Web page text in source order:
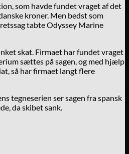
som havde fundet vraget af det
kroner. Men bedst som
tabte Odyssey Marine
skat. Firmaet har fundet vraget
sættes på sagen, og med hjælp
så har firmaet langt flere
tegneserien ser sagen fra spansk
da skibet sank.